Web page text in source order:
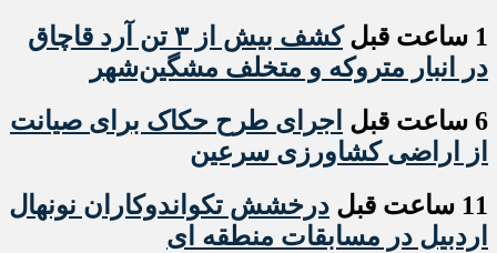
1 ساعت قبل
کشف بیش از ۳ تن آرد قاچاق
در انبار متروکه و متخلف مشگین‌شهر
6 ساعت قبل
اجرای طرح حکاک برای صیانت
از اراضی کشاورزی سرعین
11 ساعت قبل
درخشش تکواندوکاران نونهال
اردبیل در مسابقات منطقه ای